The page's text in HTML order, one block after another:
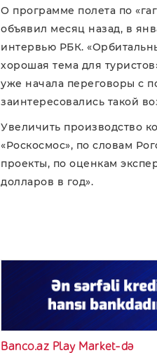
О программе полета по
объявил месяц назад, в
интервью РБК.
хорошая тема для
уже начала переговоры с
заинтересовались такой
Увеличить производство
«Роскосмос», по словам
проекты, по оценкам
долларов в год».
Banco.az Play Market-də